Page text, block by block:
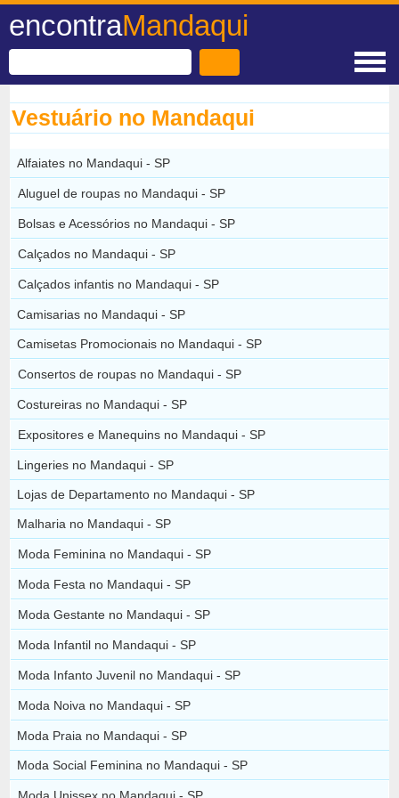
encontraMandaqui
Vestuário no Mandaqui
Alfaiates no Mandaqui - SP
Aluguel de roupas no Mandaqui - SP
Bolsas e Acessórios no Mandaqui - SP
Calçados no Mandaqui - SP
Calçados infantis no Mandaqui - SP
Camisarias no Mandaqui - SP
Camisetas Promocionais no Mandaqui - SP
Consertos de roupas no Mandaqui - SP
Costureiras no Mandaqui - SP
Expositores e Manequins no Mandaqui - SP
Lingeries no Mandaqui - SP
Lojas de Departamento no Mandaqui - SP
Malharia no Mandaqui - SP
Moda Feminina no Mandaqui - SP
Moda Festa no Mandaqui - SP
Moda Gestante no Mandaqui - SP
Moda Infantil no Mandaqui - SP
Moda Infanto Juvenil no Mandaqui - SP
Moda Noiva no Mandaqui - SP
Moda Praia no Mandaqui - SP
Moda Social Feminina no Mandaqui - SP
Moda Unissex no Mandaqui - SP